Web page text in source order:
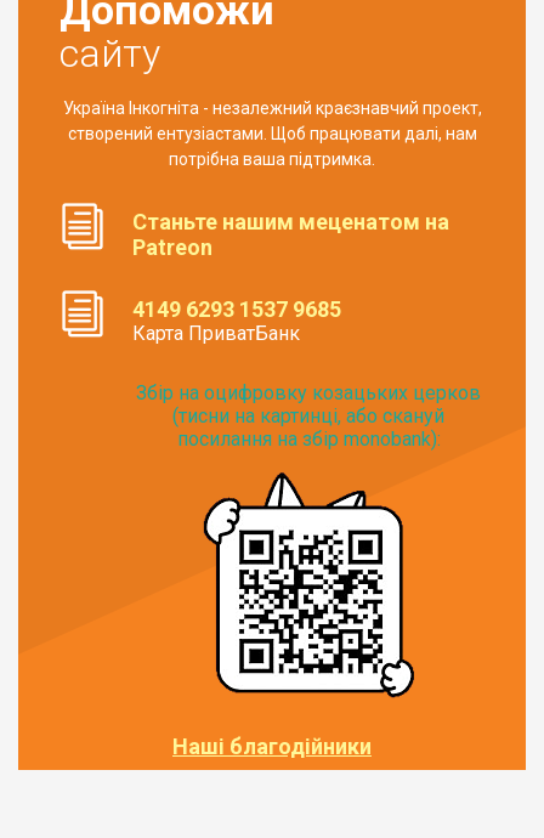
сайту
Україна Інкогніта - незалежний краєзнавчий проект,
створений ентузіастами. Щоб працювати далі, нам
потрібна ваша підтримка.
Станьте нашим меценатом на
Patreon
4149 6293 1537 9685
Карта ПриватБанк
Збір на оцифровку козацьких церков
(тисни на картинці, або скануй
посилання на збір monobank):
Наші благодійники